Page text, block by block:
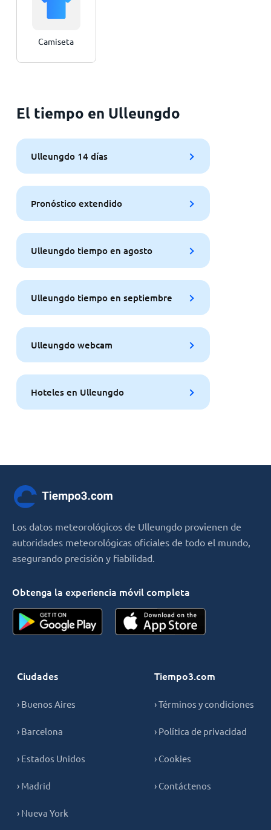
Camiseta
El tiempo en Ulleungdo
Ulleungdo 14 días
Pronóstico extendido
Ulleungdo tiempo en agosto
Ulleungdo tiempo en septiembre
Ulleungdo webcam
Hoteles en Ulleungdo
Los datos meteorológicos de Ulleungdo provienen de
autoridades meteorológicas oficiales de todo el mundo,
asegurando precisión y fiabilidad.
Obtenga la experiencia móvil completa
Ciudades
› Buenos Aires
› Barcelona
› Estados Unidos
› Madrid
› Nueva York
Tiempo3.com
› Términos y condiciones
› Política de privacidad
› Cookies
› Contáctenos